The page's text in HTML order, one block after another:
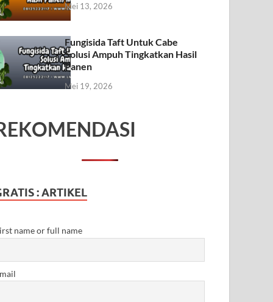
Mei 13, 2026
Fungisida Taft Untuk Cabe
Solusi Ampuh Tingkatkan Hasil
Panen
Mei 19, 2026
: ARTIKEL
name or full name